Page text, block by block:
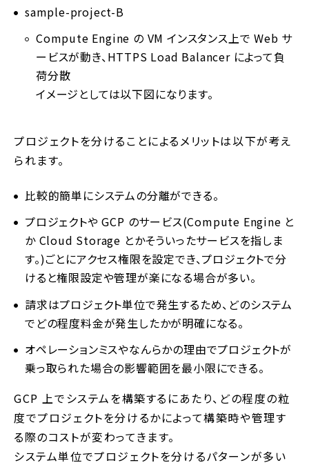
sample-project-B
Compute Engine の VM インスタンス上で Web サ
ービスが動き、HTTPS Load Balancer によって負
荷分散
イメージとしては以下図になります。
プロジェクトを分けることによるメリットは以下が考え
られます。
比較的簡単にシステムの分離ができる。
プロジェクトや GCP のサービス(Compute Engine と
か Cloud Storage とかそういったサービスを指しま
す。)ごとにアクセス権限を設定でき、プロジェクトで分
けると権限設定や管理が楽になる場合が多い。
請求はプロジェクト単位で発生するため、どのシステム
でどの程度料金が発生したかが明確になる。
オペレーションミスやなんらかの理由でプロジェクトが
乗っ取られた場合の影響範囲を最小限にできる。
GCP 上でシステムを構築するにあたり、どの程度の粒
度でプロジェクトを分けるかによって構築時や管理す
る際のコストが変わってきます。
システム単位でプロジェクトを分けるパターンが多い